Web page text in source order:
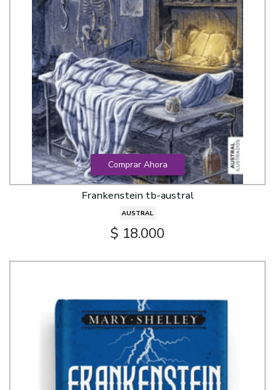
Comprar Ahora
Frankenstein tb-austral
AUSTRAL
$ 18.000